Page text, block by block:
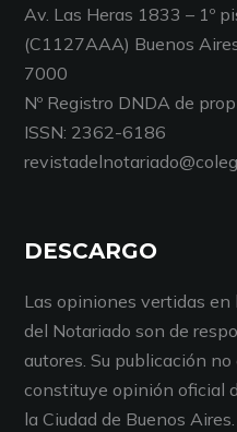
Av. Las Heras 1833 – 1º
(C1127AAA) Buenos
7000
Nº Registro DNDA de
ISSN: 2362-6186
DESCARGO
Las opiniones vertidas en
del Notariado son de
autores. Su publicación
constituye opinión oficial
la Ciudad de Buenos Aires.